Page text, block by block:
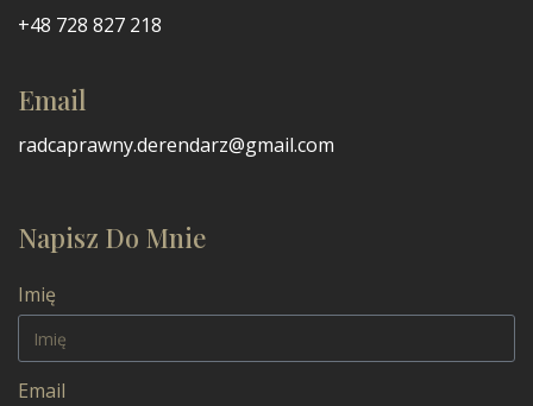
+48 728 827 218
Email
radcaprawny.derendarz@gmail.com
Napisz Do Mnie
Imię
Email